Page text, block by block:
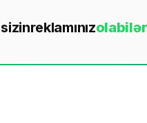
sizinreklamınızolabilər